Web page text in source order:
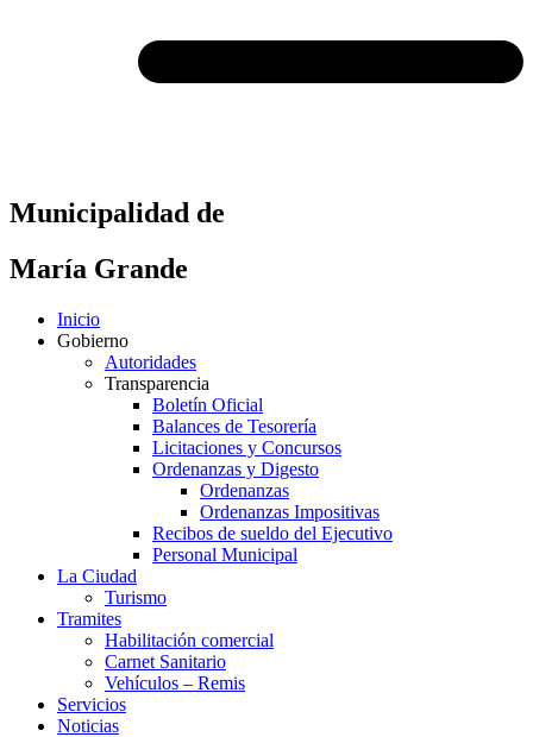
Municipalidad de
María Grande
Inicio
Gobierno
Autoridades
Transparencia
Boletín Oficial
Balances de Tesorería
Licitaciones y Concursos
Ordenanzas y Digesto
Ordenanzas
Ordenanzas Impositivas
Recibos de sueldo del Ejecutivo
Personal Municipal
La Ciudad
Turismo
Tramites
Habilitación comercial
Carnet Sanitario
Vehículos – Remis
Servicios
Noticias